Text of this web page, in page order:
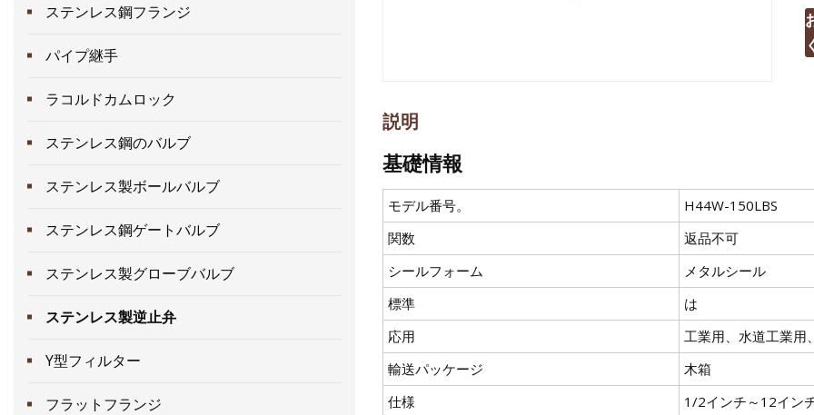
ステンレス鋼フランジ
パイプ継手
ラコルドカムロック
ステンレス鋼のバルブ
ステンレス製ボールバルブ
ステンレス鋼ゲートバルブ
ステンレス製グローブバルブ
ステンレス製逆止弁
Y型フィルター
フラットフランジ
説明
基礎情報
モデル番号。
H44W-150LBS
関数
返品不可
シールフォーム
メタルシール
標準
は
応用
工業用、水道工業用
輸送パッケージ
木箱
仕様
1/2インチ～12イン